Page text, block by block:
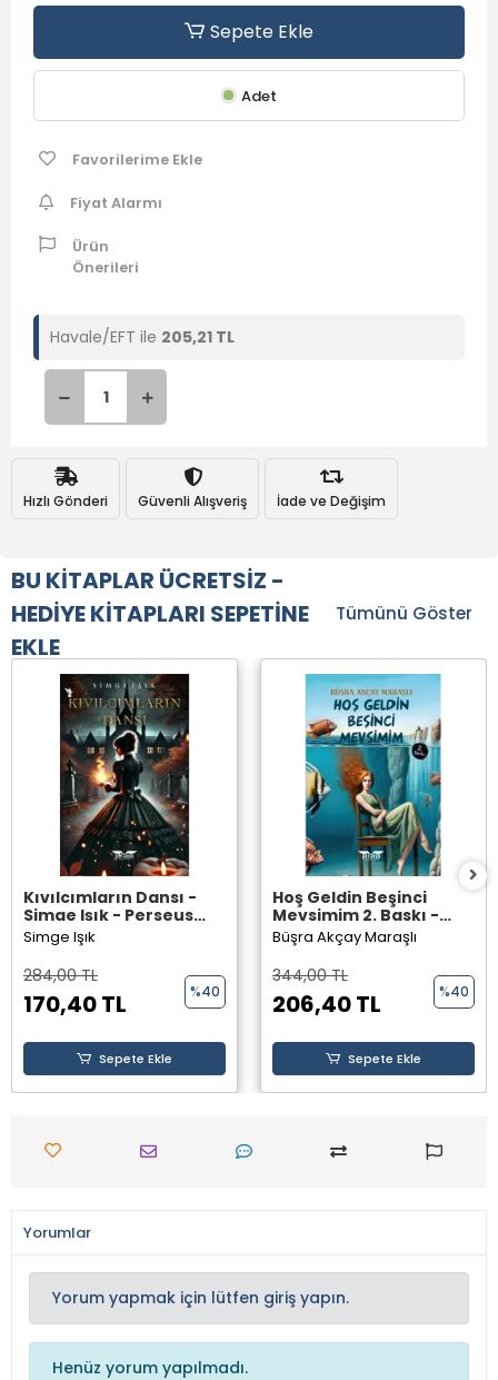
Neleri değiştirebileceğinin hikayesidir.
Şimdi tüm o incinmiş kalpler sana emanet…
HADİ SEN DE KALP DURMADAN ÖNCE, ANLAT!
Sepete Ekle
Adet
Favorilerime Ekle
Fiyat Alarmı
Ürün
Önerileri
Havale/EFT ile 205,21 TL
Hızlı Gönderi Güvenli Alışveriş İade ve Değişim
BU KİTAPLAR ÜCRETSİZ -
HEDİYE KİTAPLARI SEPETİNE
EKLE
Tümünü Göster
Kıvılcımların Dansı -
Simge Işık - Perseus
Yayınevi -
Simge Işık
284,00 TL
170,40 TL %40
Sepete Ekle
Hoş Geldin Beşinci
Mevsimim 2. Baskı -
Büşra Akçay Maraşlı -
Perseus Yayınevi -
Büşra Akçay Maraşlı
344,00 TL
206,40 TL %40
Sepete Ekle
Yorumlar
Yorum yapmak için lütfen giriş yapın.
Henüz yorum yapılmadı.